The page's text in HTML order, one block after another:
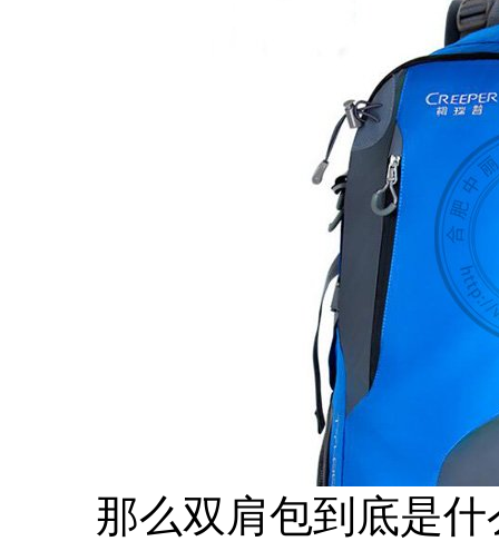
那么双肩包到底是什